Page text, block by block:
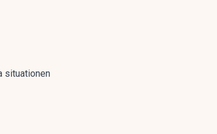
situationen